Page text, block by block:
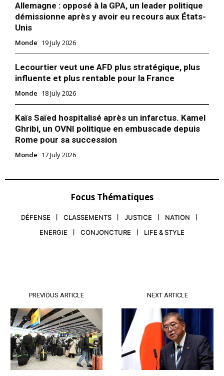
Allemagne : opposé à la GPA, un leader politique
démissionne après y avoir eu recours aux États-
Unis
Monde 19 July 2026
Lecourtier veut une AFD plus stratégique, plus
influente et plus rentable pour la France
Monde 18 July 2026
Kaïs Saïed hospitalisé après un infarctus. Kamel
Ghribi, un OVNI politique en embuscade depuis
Rome pour sa succession
Monde 17 July 2026
Focus Thématiques
DÉFENSE CLASSEMENTS JUSTICE
NATION
ENERGIE
CONJONCTURE LIFE & STYLE
PREVIOUS ARTICLE NEXT ARTICLE